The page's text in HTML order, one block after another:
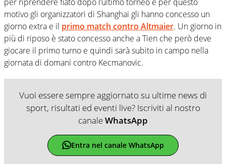
motivo gli organizzatori di Shanghai gli hanno concesso un
giorno extra e il primo match contro Altmaier. Un giorno in
più di riposo è stato concesso anche a Tien che però deve
giocare il primo turno e quindi sarà subito in campo nella
giornata di domani contro Kecmanovic.
Vuoi essere sempre aggiornato su ultime news di
sport, risultati ed eventi live? Iscriviti al nostro
canaleWhatsApp
Entra nel canale WhatsApp